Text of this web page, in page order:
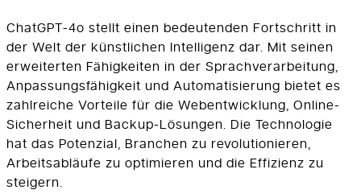
ChatGPT-4o stellt einen bedeutenden Fortschritt in
der Welt der künstlichen Intelligenz dar. Mit seinen
erweiterten Fähigkeiten in der Sprachverarbeitung,
Anpassungsfähigkeit und Automatisierung bietet es
zahlreiche Vorteile für die Webentwicklung, Online-
Sicherheit und Backup-Lösungen. Die Technologie
hat das Potenzial, Branchen zu revolutionieren,
Arbeitsabläufe zu optimieren und die Effizienz zu
steigern.